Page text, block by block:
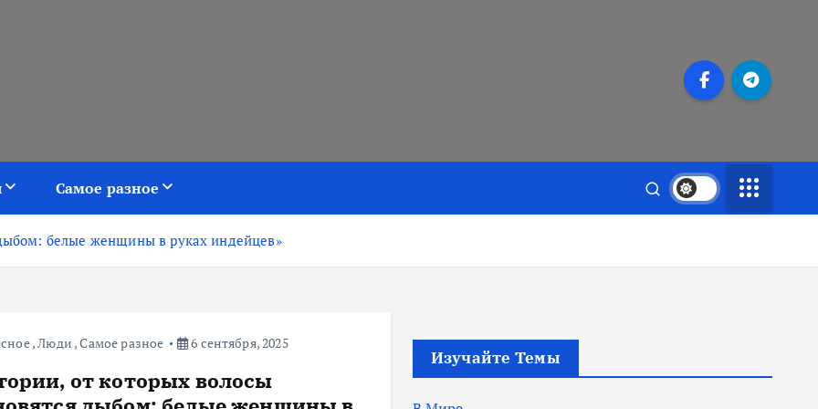
Самое разное
белые женщины в руках индейцев»
,Люди ,Самое разное 6 сентября, 2025
от которых волосы
Изучайте Темы